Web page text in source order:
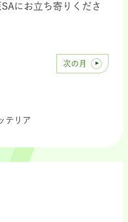
にお立ち寄りくださ
次の月
テリア